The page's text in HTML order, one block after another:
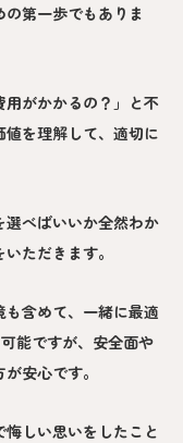
第一歩でもありま
がかかるの？」と不
を理解して、適切に
べばいいか全然わか
ただきます。
含めて、一緒に最適
能ですが、安全面や
安心です。
しい思いをしたこと